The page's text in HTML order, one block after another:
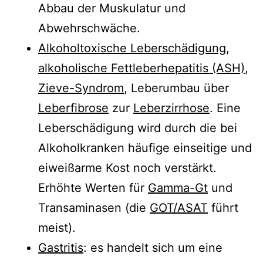
Abbau der Muskulatur und
Abwehrschwäche.
Alkoholtoxische Leberschädigung,
alkoholische Fettleberhepatitis (ASH),
Zieve-Syndrom, Leberumbau über
Leberfibrose zur Leberzirrhose. Eine
Leberschädigung wird durch die bei
Alkoholkranken häufige einseitige und
eiweißarme Kost noch verstärkt.
Erhöhte Werten für Gamma-Gt und
Transaminasen (die GOT/ASAT führt
meist).
Gastritis: es handelt sich um eine